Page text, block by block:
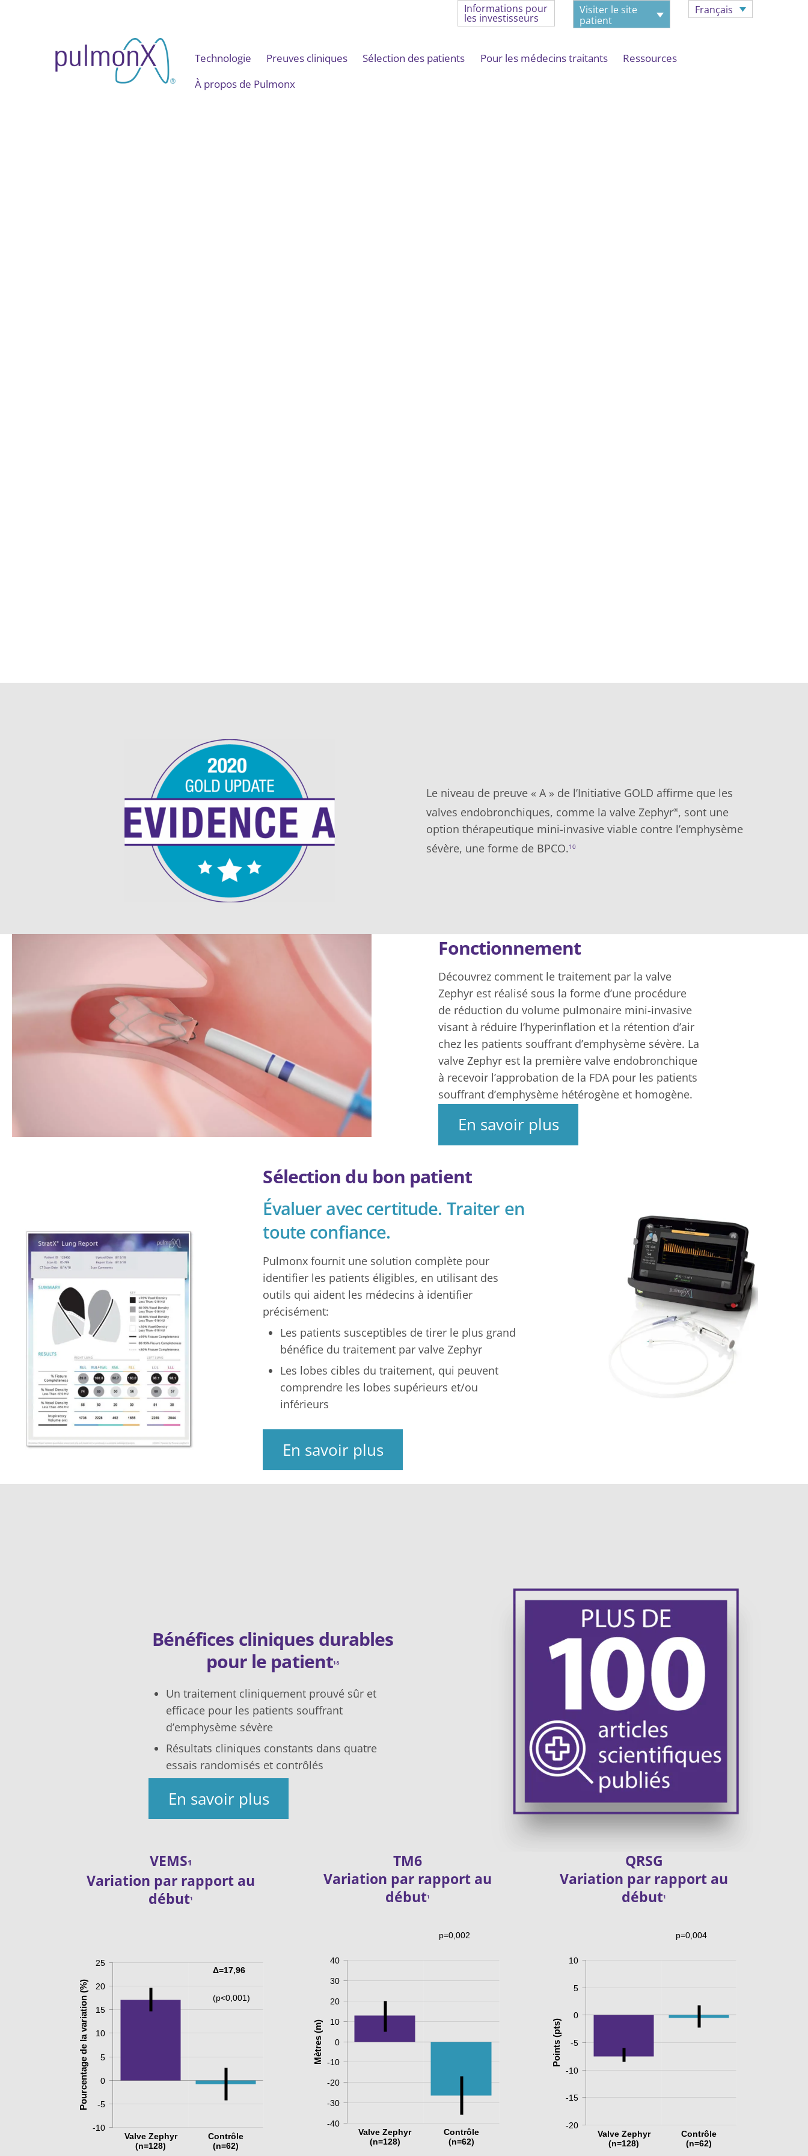
Français
Visiter le site
patient
Informations pour
les investisseurs
Technologie Preuves cliniques Sélection des patients Pour les médecins traitants
Ressources
À propos de Pulmonx
Le niveau de preuve « A » de l’Initiative GOLD affirme que les
valves endobronchiques, comme la valve Zephyr®, sont une
option thérapeutique mini-invasive viable contre l’emphysème
sévère, une forme de BPCO.10
Fonctionnement
Découvrez comment le traitement par la valve
Zephyr est réalisé sous la forme d’une procédure
de réduction du volume pulmonaire mini-invasive
visant à réduire l’hyperinflation et la rétention d’air
chez les patients souffrant d’emphysème sévère. La
valve Zephyr est la première valve endobronchique
à recevoir l’approbation de la FDA pour les patients
souffrant d’emphysème hétérogène et homogène.
En savoir plus
Sélection du bon patient
Évaluer avec certitude. Traiter en
toute confiance.
Pulmonx fournit une solution complète pour
identifier les patients éligibles, en utilisant des
outils qui aident les médecins à identifier
précisément:
Les patients susceptibles de tirer le plus grand
bénéfice du traitement par valve Zephyr
Les lobes cibles du traitement, qui peuvent
comprendre les lobes supérieurs et/ou
inférieurs
En savoir plus
Bénéfices cliniques durables
pour le patient1-5
Un traitement cliniquement prouvé sûr et
efficace pour les patients souffrant
d’emphysème sévère
Résultats cliniques constants dans quatre
essais randomisés et contrôlés
En savoir plus
VEMS1
Variation par rapport au
début1
(p<0,001)
Δ=17,96
Valve Zephyr
(n=128)
Contrôle
(n=62)
-10
-5
0
5
10
15
20
25
Pourcentage de la variation (%)
TM6
Variation par rapport au
début1
p=0,002
Valve Zephyr
(n=128)
Contrôle
(n=62)
-40
-30
-20
-10
0
10
20
30
40
Mètres (m)
QRSG
Variation par rapport au
début1
p=0,004
Valve Zephyr
(n=128)
Contrôle
(n=62)
-20
-15
-10
-5
0
5
10
Points (pts)